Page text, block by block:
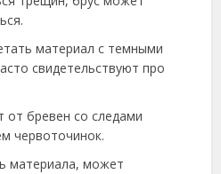
материал с темными
свидетельствуют про
от бревен со следами
червоточинок.
материала, может